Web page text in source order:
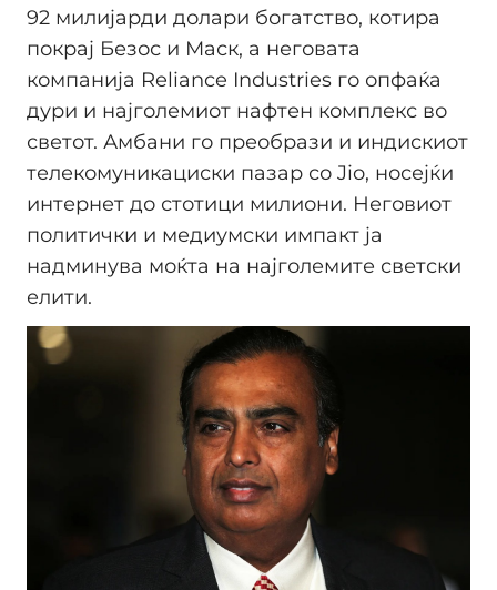
92 милијарди долари богатство, котира
покрај Безос и Маск, а неговата
компанија Reliance Industries го опфаќа
дури и најголемиот нафтен комплекс во
светот. Амбани го преобрази и индискиот
телекомуникациски пазар со Jio, носејќи
интернет до стотици милиони. Неговиот
политички и медиумски импакт ја
надминува моќта на најголемите светски
елити.